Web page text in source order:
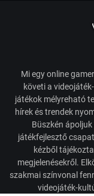
Mi egy online
követi a
játékok mélyreható
hírek és trendek
Büszkén
játékfejlesztő
kézből
megjelenésekről.
szakmai színvonal
videojáték-